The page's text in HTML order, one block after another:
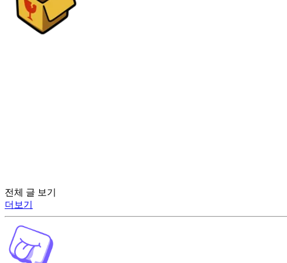
전체 글 보기
더보기